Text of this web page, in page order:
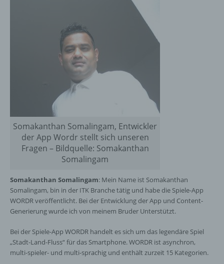
Somakanthan Somalingam, Entwickler
der App Wordr stellt sich unseren
Fragen – Bildquelle: Somakanthan
Somalingam
Somakanthan Somalingam: Mein Name ist Somakanthan
Somalingam, bin in der ITK Branche tätig und habe die Spiele-App
WORDR veröffentlicht. Bei der Entwicklung der App und Content-
Generierung wurde ich von meinem Bruder Unterstützt.
Bei der Spiele-App WORDR handelt es sich um das legendäre Spiel
„Stadt-Land-Fluss“ für das Smartphone. WORDR ist asynchron,
multi-spieler- und multi-sprachig und enthält zurzeit 15 Kategorien.